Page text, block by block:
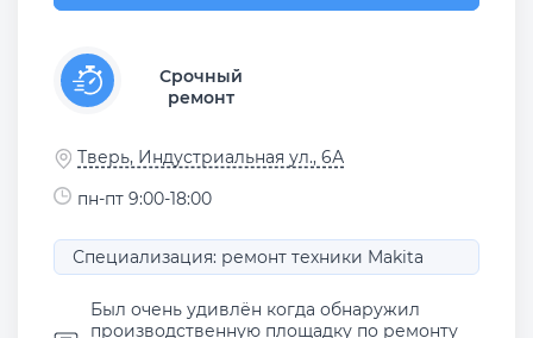
Срочный
ремонт
Тверь, Индустриальная ул., 6А
пн-пт 9:00-18:00
Специализация: ремонт техники Makita
Был очень удивлён когда обнаружил
производственную площадку по ремонту